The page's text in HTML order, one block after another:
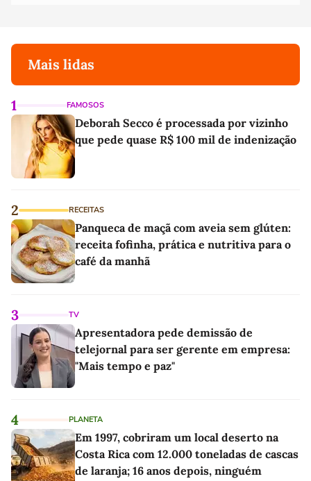
Mais lidas
1 FAMOSOS
Deborah Secco é processada por vizinho
que pede quase R$ 100 mil de indenização
2 RECEITAS
Panqueca de maçã com aveia sem glúten:
receita fofinha, prática e nutritiva para o
café da manhã
3 TV
Apresentadora pede demissão de
telejornal para ser gerente em empresa:
"Mais tempo e paz"
4 PLANETA
Em 1997, cobriram um local deserto na
Costa Rica com 12.000 toneladas de cascas
de laranja; 16 anos depois, ninguém